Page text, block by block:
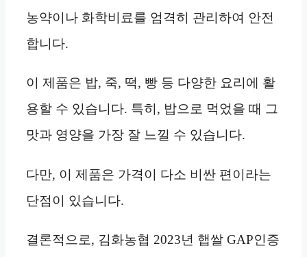
농약이나 화학비료를 엄격히 관리하여 안전
합니다.
이 제품은 밥, 죽, 떡, 빵 등 다양한 요리에 활
용할 수 있습니다. 특히, 밥으로 먹었을 때 그
맛과 영양을 가장 잘 느낄 수 있습니다.
다만, 이 제품은 가격이 다소 비싼 편이라는
단점이 있습니다.
결론적으로, 김화농협 2023년 햅쌀 GAP인증